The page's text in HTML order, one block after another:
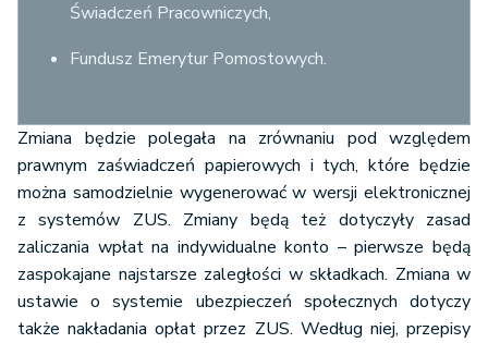
Świadczeń Pracowniczych,
Fundusz Emerytur Pomostowych.
Zmiana będzie polegała na zrównaniu pod względem
prawnym zaświadczeń papierowych i tych, które będzie
można samodzielnie wygenerować w wersji elektronicznej
z systemów ZUS. Zmiany będą też dotyczyły zasad
zaliczania wpłat na indywidualne konto – pierwsze będą
zaspokajane najstarsze zaległości w składkach. Zmiana w
ustawie o systemie ubezpieczeń społecznych dotyczy
także nakładania opłat przez ZUS. Według niej, przepisy